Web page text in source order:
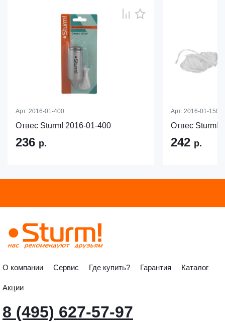
Арт. 2016-01-400
Отвес Sturm! 2016-01-400
236 р.
Арт. 2016-01-150
Отвес Sturm!
242 р.
О компании Сервис Где купить? Гарантия Каталог
Акции
8 (495) 627-57-97